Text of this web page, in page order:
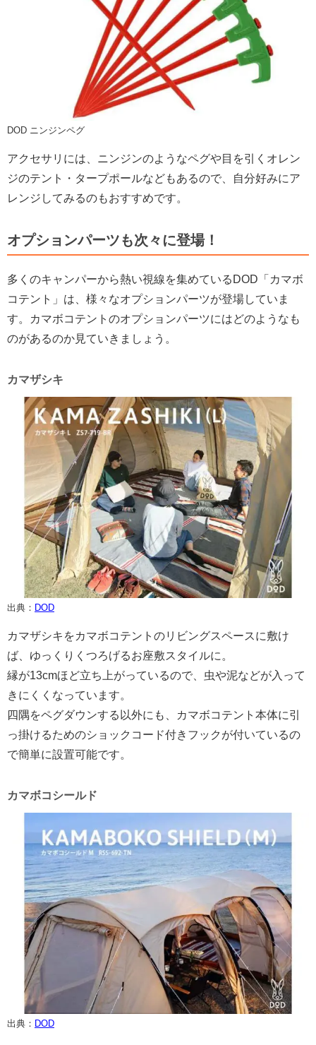
DOD ニンジンペグ
アクセサリには、ニンジンのようなペグや目を引くオレン
ジのテント・タープポールなどもあるので、自分好みにア
レンジしてみるのもおすすめです。
オプションパーツも次々に登場！
多くのキャンパーから熱い視線を集めているDOD「カマボ
コテント」は、様々なオプションパーツが登場していま
す。カマボコテントのオプションパーツにはどのようなも
のがあるのか見ていきましょう。
カマザシキ
出典： DOD
カマザシキをカマボコテントのリビングスペースに敷け
ば、ゆっくりくつろげるお座敷スタイルに。
縁が13cmほど立ち上がっているので、虫や泥などが入って
きにくくなっています。
四隅をペグダウンする以外にも、カマボコテント本体に引
っ掛けるためのショックコード付きフックが付いているの
で簡単に設置可能です。
カマボコシールド
出典： DOD